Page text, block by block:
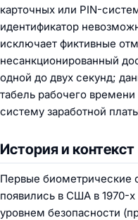
карточных или PIN-
идентификатор
исключает фиктивные
несанкционированный
одной до двух секунд;
табель рабочего
систему заработной
История и контекст
Первые биометрические
появились в США в 1970-
уровнем безопасности